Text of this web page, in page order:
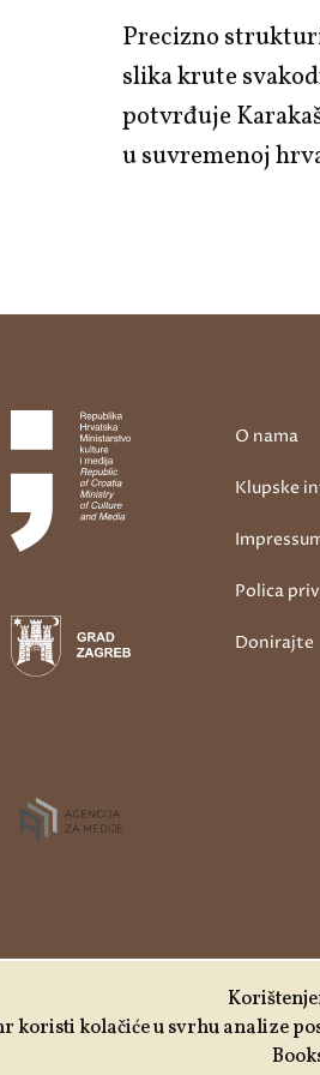
Precizno
slika krute
potvrđuje
u suvremenoj
za razvoj civilnoga
O nama
Klupske
Polica
Donirajte
koristi kolačiće u svrhu analize